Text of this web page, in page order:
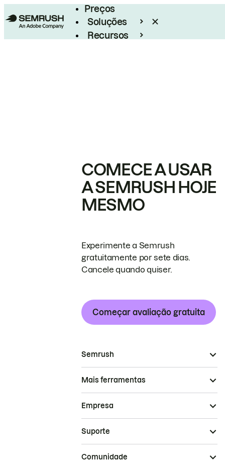
Preços
Soluções
Recursos
COMECE A USAR
A SEMRUSH HOJE
MESMO
Experimente a Semrush
gratuitamente por sete dias.
Cancele quando quiser.
Começar avaliação gratuita
Semrush
Mais ferramentas
Empresa
Suporte
Comunidade